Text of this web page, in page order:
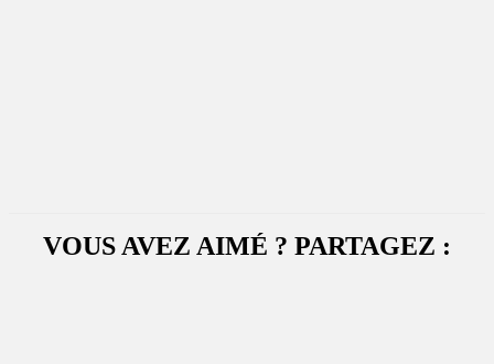
VOUS AVEZ AIMÉ ? PARTAGEZ :